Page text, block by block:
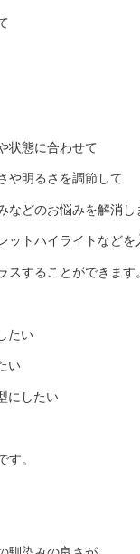
状態に合わせて
や明るさを調節して
どのお悩みを解消し
ットハイライトなどを
することができます。
たい
い
にしたい
。